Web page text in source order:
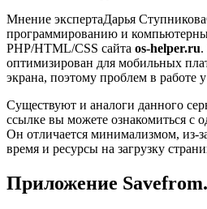
Мнение экспертаДарья
программированию и
PHP/HTML/CSS сайта os-helper.ru.
оптимизирован для мобильных
экрана, поэтому проблем в работе
Существуют и аналоги данного
ссылке вы можете ознакомиться с
Он отличается минимализмом, из-
время и ресурсы на загрузку
Приложение